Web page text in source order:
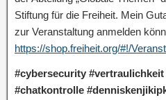
Stiftung für die Freiheit. Mein
zur Veranstaltung anmelden
https://shop.freiheit.org/#!/
#cybersecurity
#chatkontrolle